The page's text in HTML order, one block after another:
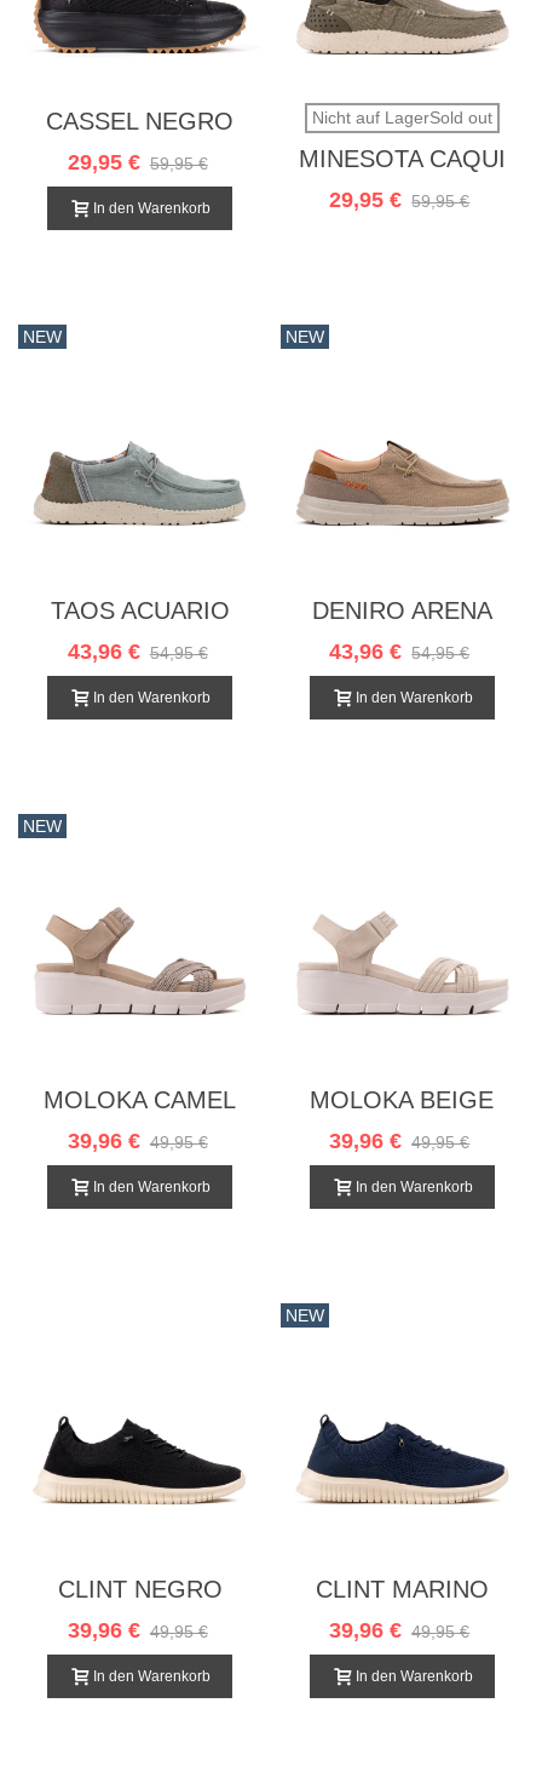
CASSEL NEGRO
29,95 € 59,95 €
In den Warenkorb
Nicht auf LagerSold out
MINESOTA CAQUI
29,95 € 59,95 €
NEW
TAOS ACUARIO
43,96 € 54,95 €
In den Warenkorb
NEW
DENIRO ARENA
43,96 € 54,95 €
In den Warenkorb
NEW
MOLOKA CAMEL
39,96 € 49,95 €
In den Warenkorb
MOLOKA BEIGE
39,96 € 49,95 €
In den Warenkorb
CLINT NEGRO
39,96 € 49,95 €
In den Warenkorb
NEW
CLINT MARINO
39,96 € 49,95 €
In den Warenkorb